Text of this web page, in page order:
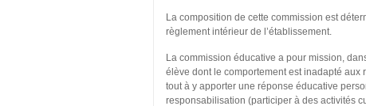
La composition de cette commission est
règlement intérieur de l’établissement.
La commission éducative a pour mission,
élève dont le comportement est inadapté aux
tout à y apporter une réponse éducative
responsabilisation (participer à des activités